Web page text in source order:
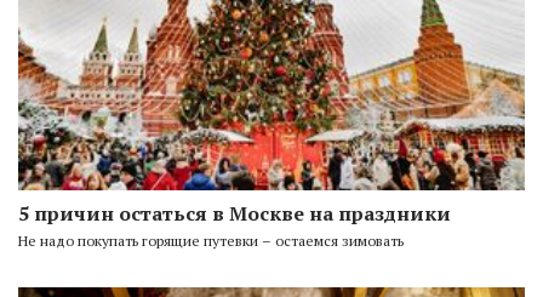
5 причин остаться в Москве на праздники
Не надо покупать горящие путевки – остаемся зимовать